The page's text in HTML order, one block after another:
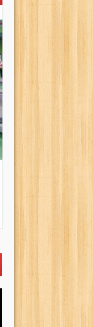
PPAD Kota
“Perkuat
Aug 07, 2026
Persatuan
Kota Bogor...